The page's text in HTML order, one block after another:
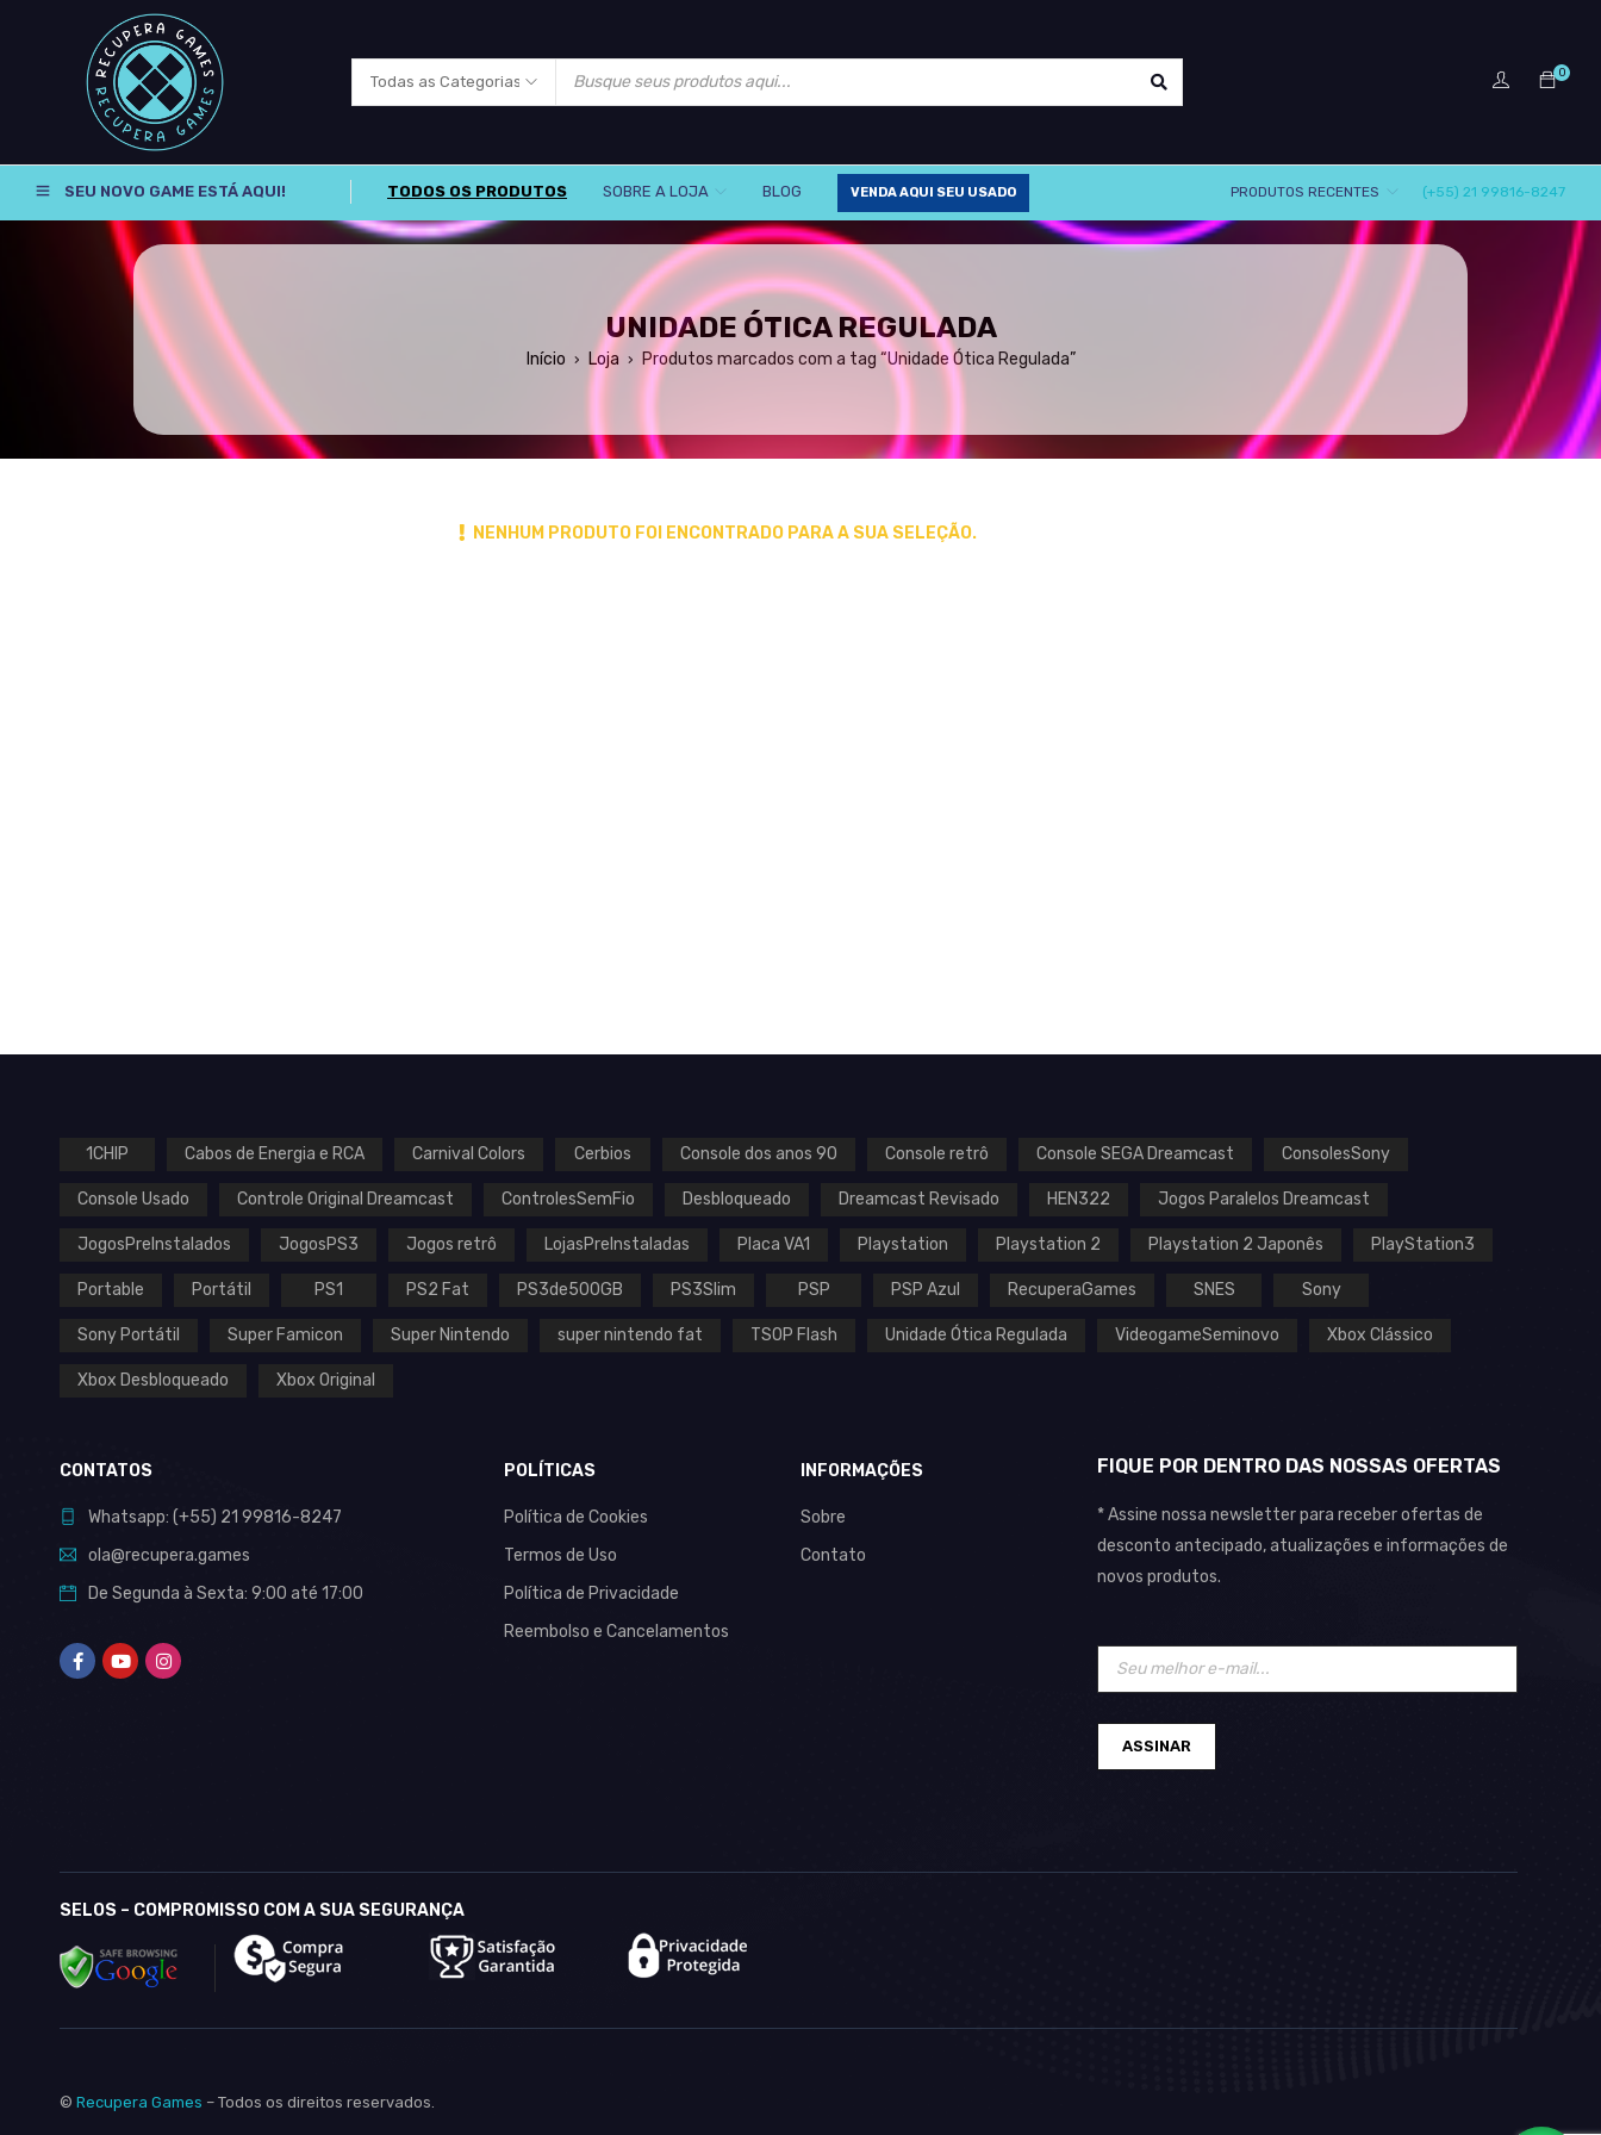
0
SEU NOVO GAME ESTÁ AQUI! TODOS OS PRODUTOS SOBRE A LOJA BLOG VENDA AQUI SEU USADO (+55) 21 99816-8247
PRODUTOS RECENTES
UNIDADE ÓTICA REGULADA
Início › Loja › Produtos marcados com a tag “Unidade Ótica Regulada”
NENHUM PRODUTO FOI ENCONTRADO PARA A SUA SELEÇÃO.
1CHIP Cabos de Energia e RCA Carnival Colors Cerbios Console dos anos 90 Console retrô Console SEGA Dreamcast ConsolesSony
Console Usado Controle Original Dreamcast ControlesSemFio Desbloqueado Dreamcast Revisado HEN322 Jogos Paralelos Dreamcast
JogosPreInstalados JogosPS3 Jogos retrô LojasPreInstaladas Placa VA1 Playstation Playstation 2 Playstation 2 Japonês PlayStation3
Portable Portátil PS1 PS2 Fat PS3de500GB PS3Slim PSP PSP Azul RecuperaGames SNES Sony
Sony Portátil Super Famicon Super Nintendo super nintendo fat TSOP Flash Unidade Ótica Regulada VideogameSeminovo Xbox Clássico
Xbox Desbloqueado Xbox Original
CONTATOS
Whatsapp: (+55) 21 99816-8247
ola@recupera.games
De Segunda à Sexta: 9:00 até 17:00
POLÍTICAS
Política de Cookies
Termos de Uso
Política de Privacidade
Reembolso e Cancelamentos
INFORMAÇÕES
Sobre
Contato
FIQUE POR DENTRO DAS NOSSAS OFERTAS
* Assine nossa newsletter para receber ofertas de
desconto antecipado, atualizações e informações de
novos produtos.
SELOS – COMPROMISSO COM A SUA SEGURANÇA
© Recupera Games – Todos os direitos reservados.